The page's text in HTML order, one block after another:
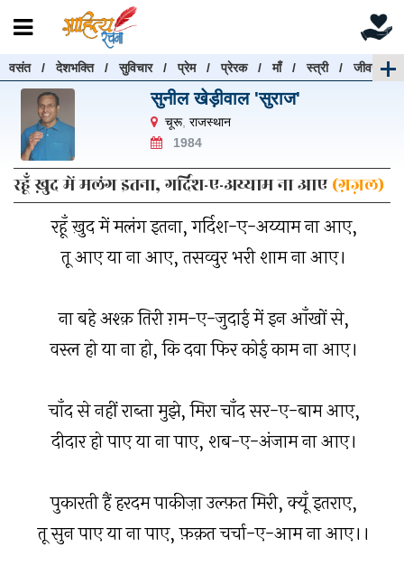
वसंत/देशभक्ति/सुविचार/प्रेम/प्रेरक/माँ/स्त्री/जीवन
सुनील खेड़ीवाल 'सुराज'
चूरू, राजस्थान
1984
रहूँ ख़ुद में मलंग इतना, गर्दिश-ए-अय्याम ना आए(ग़ज़ल)
रहूँ ख़ुद में मलंग इतना, गर्दिश-ए-अय्याम ना आए,
तू आए या ना आए, तसव्वुर भरी शाम ना आए।
ना बहे अश्क़ तिरी ग़म-ए-जुदाई में इन आँखों से,
वस्ल हो या ना हो, कि दवा फिर कोई काम ना आए।
चाँद से नहीं राब्ता मुझे, मिरा चाँद सर-ए-बाम आए,
दीदार हो पाए या ना पाए, शब-ए-अंजाम ना आए।
पुकारती हैं हरदम पाकीज़ा उल्फ़त मिरी, क्यूँ इतराए,
तू सुन पाए या ना पाए, फ़क़त चर्चा-ए-आम ना आए।।
रचनाएँ खोजें
रचनाएँ खोजने के लिए नीचे दी गई बॉक्स में हिन्दी में लिखें और
"खोजें" बटन पर क्लिक करें
हटाएँ
खोजें